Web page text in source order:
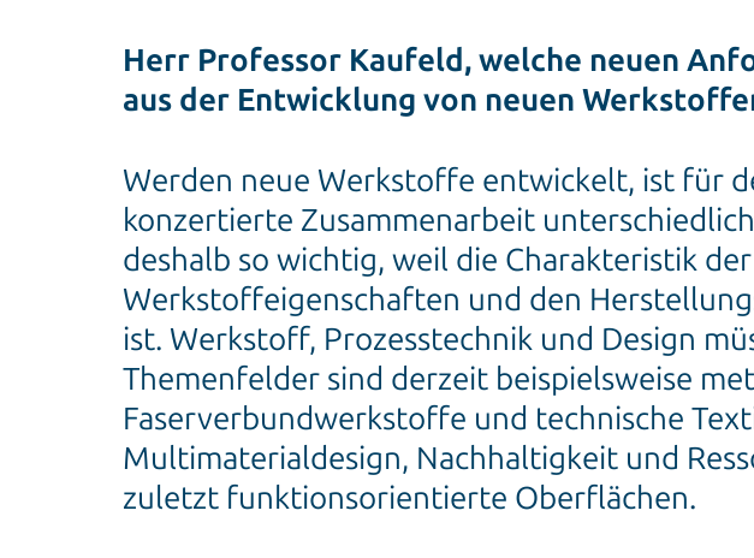
Herr Professor Kaufeld, welche neuen
aus der Entwicklung von neuen
Werden neue Werkstoffe entwickelt, ist für
konzertierte Zusammenarbeit
deshalb so wichtig, weil die Charakteristik
Werkstoffeigenschaften und den
ist. Werkstoff, Prozesstechnik und Design
Themenfelder sind derzeit beispielsweise
Faserverbundwerkstoffe und technische
Multimaterialdesign, Nachhaltigkeit und
zuletzt funktionsorientierte Oberflächen.